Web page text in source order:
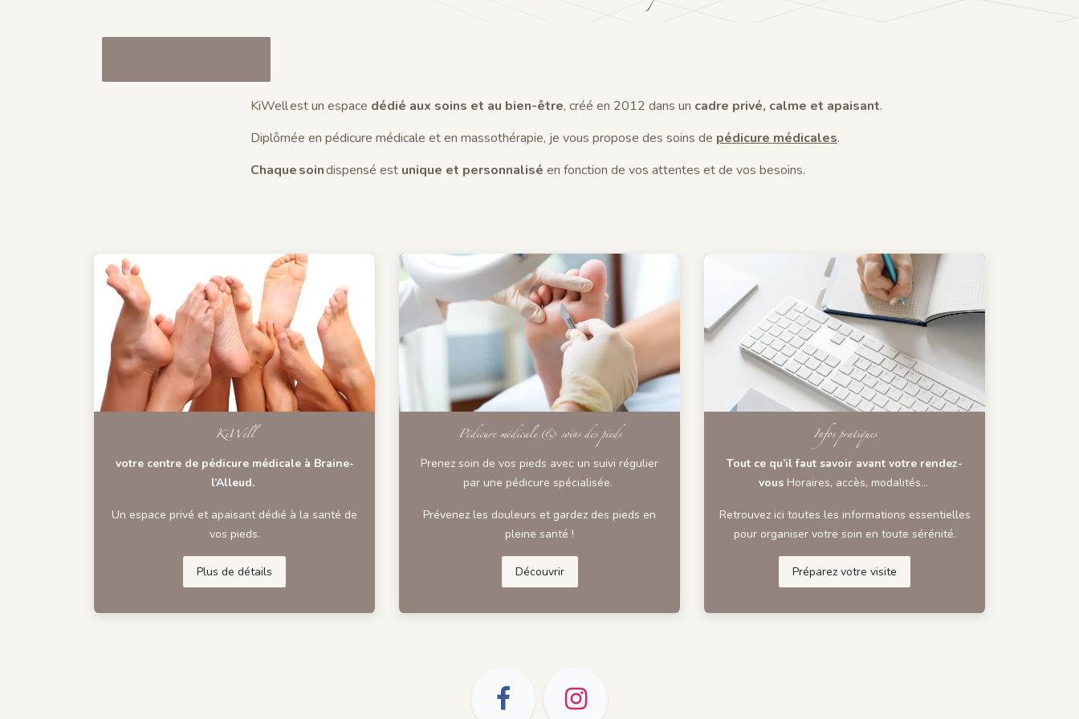
KiWell est un espace dédié aux soins et au bien-être, créé en 2012 dans un cadre privé, calme et apaisant.
Diplômée en pédicure médicale et en massothérapie, je vous propose des soins de pédicure médicales.
Chaque soindispensé est unique et personnalisé en fonction de vos attentes et de vos besoins.
KiWell
votre centre de pédicure médicale à Braine-
l’Alleud.
Un espace privé et apaisant dédié à la santé de
vos pieds.
Plus de détails
Pédicure médicale & soins des pieds
Prenez soin de vos pieds avec un suivi régulier
par une pédicure spécialisée.
Prévenez les douleurs et gardez des pieds en
pleine santé !
Découvrir
Infos pratiques
Tout ce qu’il faut savoir avant votre rendez-
vous Horaires, accès, modalités…
Retrouvez ici toutes les informations essentielles
pour organiser votre soin en toute sérénité.
Préparez votre visite